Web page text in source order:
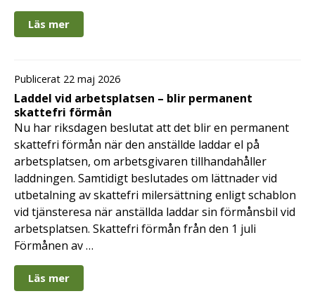
Läs mer
Publicerat 22 maj 2026
Laddel vid arbetsplatsen – blir permanent
skattefri förmån
Nu har riksdagen beslutat att det blir en permanent
skattefri förmån när den anställde laddar el på
arbetsplatsen, om arbetsgivaren tillhandahåller
laddningen. Samtidigt beslutades om lättnader vid
utbetalning av skattefri milersättning enligt schablon
vid tjänsteresa när anställda laddar sin förmånsbil vid
arbetsplatsen. Skattefri förmån från den 1 juli
Förmånen av …
Läs mer